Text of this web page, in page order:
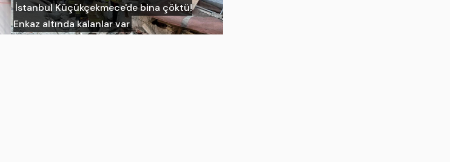
İstanbul Küçükçekmece'de bina çöktü!
Enkaz altında kalanlar var